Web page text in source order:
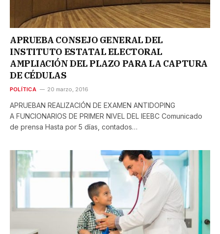
APRUEBA CONSEJO GENERAL DEL
INSTITUTO ESTATAL ELECTORAL
AMPLIACIÓN DEL PLAZO PARA LA CAPTURA
DE CÉDULAS
POLÍTICA 20 marzo, 2016
APRUEBAN REALIZACIÓN DE EXAMEN ANTIDOPING
A FUNCIONARIOS DE PRIMER NIVEL DEL IEEBC Comunicado
de prensa Hasta por 5 días, contados…